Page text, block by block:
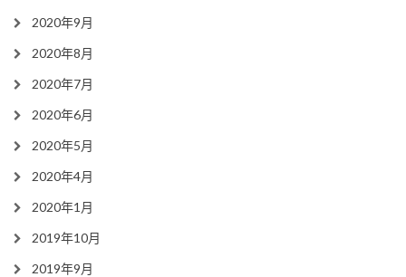
2020年9月
2020年8月
2020年7月
2020年6月
2020年5月
2020年4月
2020年1月
2019年10月
2019年9月